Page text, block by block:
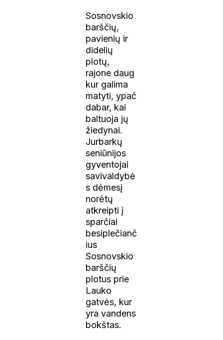
Sosnovskio
barščių,
pavienių ir
didelių
plotų,
rajone daug
kur galima
matyti, ypač
dabar, kai
baltuoja jų
žiedynai.
Jurbarkų
seniūnijos
gyventojai
savivaldybė
s dėmesį
norėtų
atkreipti į
sparčiai
besiplečianč
ius
Sosnovskio
barščių
plotus prie
Lauko
gatvės, kur
yra vandens
bokštas.